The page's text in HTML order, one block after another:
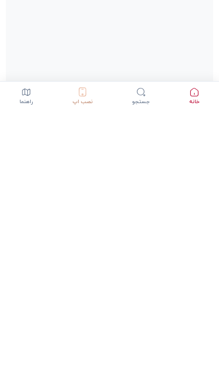
خانه جستجو نصب اپ راهنما